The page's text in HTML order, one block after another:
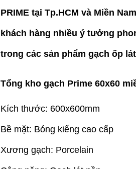
PRIME tại Tp.HCM và Miền Nam
khách hàng nhiều ý tưởng
trong các sản phẩm gạch ốp
Tổng kho gạch Prime 60x60
Kích thước: 600x600mm
Bề mặt: Bóng kiếng cao cấp
Xương gạch: Porcelain